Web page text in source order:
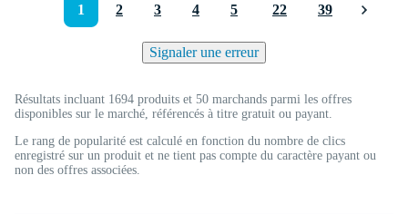
1 2 3 4 5 22 39
Signaler une erreur
Résultats incluant 1694 produits et 50 marchands parmi les offres
disponibles sur le marché, référencés à titre gratuit ou payant.
Le rang de popularité est calculé en fonction du nombre de clics
enregistré sur un produit et ne tient pas compte du caractère payant ou
non des offres associées.